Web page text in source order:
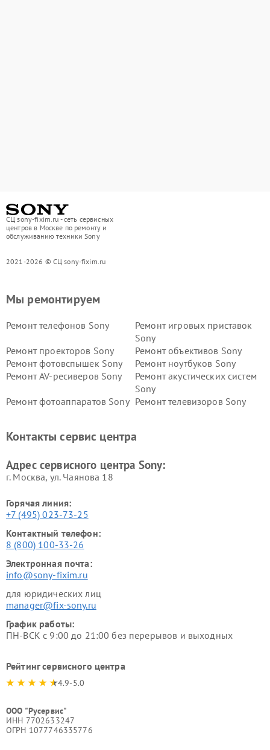
СЦ sony-fixim.ru - сеть сервисных
центров в Москве по ремонту и
обслуживанию техники Sony
2021-2026 © СЦ sony-fixim.ru
Мы ремонтируем
Ремонт телефонов Sony
Ремонт игровых приставок
Sony
Ремонт проекторов Sony
Ремонт объективов Sony
Ремонт фотовспышек Sony
Ремонт ноутбуков Sony
Ремонт AV-ресиверов Sony
Ремонт акустических систем
Sony
Ремонт фотоаппаратов Sony Ремонт телевизоров Sony
Контакты сервис центра
Адрес сервисного центра Sony:
г. Москва, ул. Чаянова 18
Горячая линия:
+7 (495) 023-73-25
Контактный телефон:
8 (800) 100-33-26
Электронная почта:
info@sony-fixim.ru
для юридических лиц
manager@fix-sony.ru
График работы:
ПН-ВСК с 9:00 до 21:00 без перерывов и выходных
Рейтинг сервисного центра
4.9-5.0
ООО "Русервис"
ИНН 7702633247
ОГРН 1077746335776